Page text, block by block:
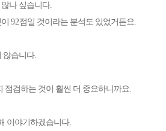
나 싶습니다.
92점일 것이라는 분석도 있었거든요.
않습니다.
점검하는 것이 훨씬 더 중요하니까요.
이야기하겠습니다.